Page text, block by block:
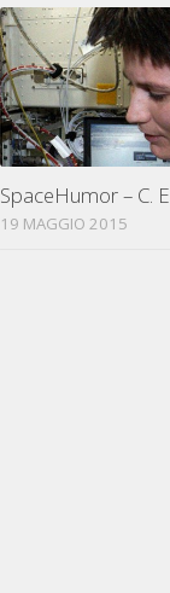
SpaceHumor – C.
19 MAGGIO 2015